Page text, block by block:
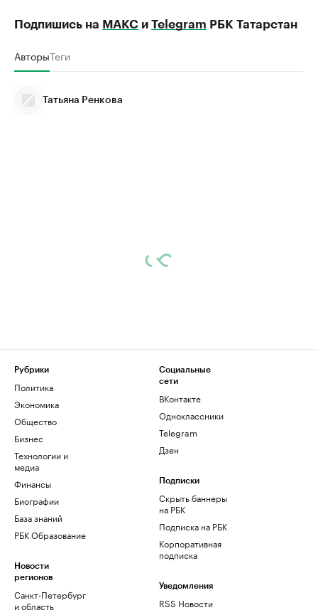
Подпишись на МАКС и Telegram РБК Татарстан
АвторыТеги
Татьяна Ренкова
Рубрики
Политика
Экономика
Общество
Бизнес
Технологии и
медиа
Финансы
Биографии
База знаний
РБК Образование
Новости
регионов
Санкт-Петербург
и область
Социальные
сети
ВКонтакте
Одноклассники
Telegram
Дзен
Подписки
Скрыть баннеры
на РБК
Подписка на РБК
Корпоративная
подписка
Уведомления
RSS Новости